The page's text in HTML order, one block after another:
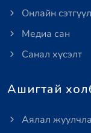
Онлайн сэтгүүл
Медиа сан
Санал хүсэлт
Ашигтай
Аялал